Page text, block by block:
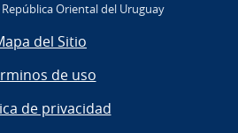
Oriental del Uruguay
del Sitio
de uso
de privacidad